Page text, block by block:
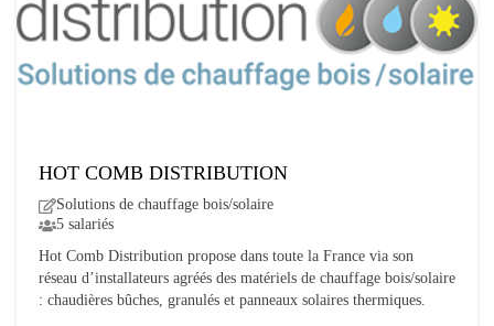
HOT COMB DISTRIBUTION
Solutions de chauffage bois/solaire
5 salariés
Hot Comb Distribution propose dans toute la France via son
réseau d’installateurs agréés des matériels de chauffage bois/solaire
: chaudières bûches, granulés et panneaux solaires thermiques.